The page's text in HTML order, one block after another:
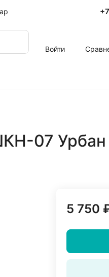
Войти
07 Урбан
5 750